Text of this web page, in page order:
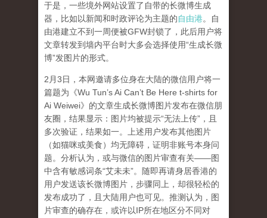
于是，一些境外网站设置了自带的长微博生成
器，比如以新闻和时政评论为主题的自由港。自
由港建立不到一周便被GFW封锁了，此后用户将
文章转发到墙内平台时大多会选择使用“生成长微
博”发图片的形式。
2月3日，本网邀请多位身在大陆的微信用户将一
篇题为《Wu Tun’s Ai Can’t Be Here t-shirts for
Ai Weiwei》的文章生成长微博图片发布在微信朋
友圈，结果显示：图片均被提示“无法上传”，且
多次验证，结果如一。上述用户发布其他图片
（如猫咪或美食）均无障碍，证明非账号本身问
题。分析认为，或与微信的图片审查有关——图
中含有敏感词条“艾未未”。随即再请身居香港的
用户发送该长微博图片，步骤同上，却很轻松的
发布成功了，且大陆用户也可见。推测认为，图
片审查的确存在，或许以IP所在地区分不同对